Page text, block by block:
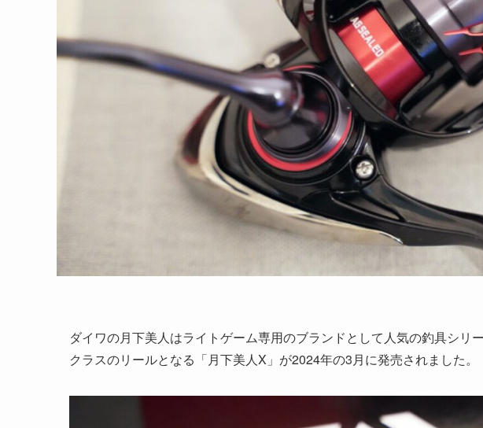
ダイワの月下美人はライトゲーム専用のブランドとして人気の釣具シリ
クラスのリールとなる「月下美人X」が2024年の3月に発売されました。